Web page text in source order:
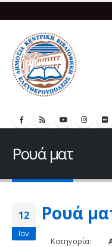
Ρουά ματ
12
Ιαν
Ρουά
Κατηγορία: